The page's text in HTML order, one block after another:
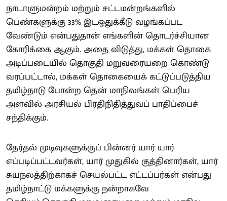
நாடாளுமன்றம் மற்றும் சட்டமன்றங்களில்
பெண்களுக்கு 33% இடஒதுக்கீடு வழங்கப்பட
வேண்டும் என்பதுதான் எங்களின் தொடர்ச்சியான
கோரிக்கை ஆகும். அதை விடுத்து, மக்கள் தொகை
அடிப்படையில் தொகுதி மறுவரையறை கொண்டு
வரப்பட்டால், மக்கள் தொகையைக் கட்டுப்படுத்திய
தமிழ்நாடு போன்ற தென் மாநிலங்கள் பெரிய
அளவில் அரசியல் பிரதிநிதித்துவப் பாதிப்பைச்
சந்திக்கும்.
தேர்தல் முடிவுகளுக்குப் பின்னர் யார் யார்
எப்படிப்பட்டவர்கள், யார் முதுகில் குத்தினார்கள், யார்
சுயநலத்திற்காகச் செயல்பட்ட எட்டப்பர்கள் என்பது
தமிழ்நாட்டு மக்களுக்கு நன்றாகவே